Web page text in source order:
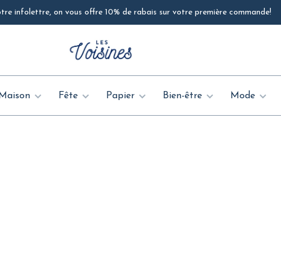
infolettre, on vous offre 10% de rabais sur votre première commande!
Maison Fête Papier Bien-être Mode